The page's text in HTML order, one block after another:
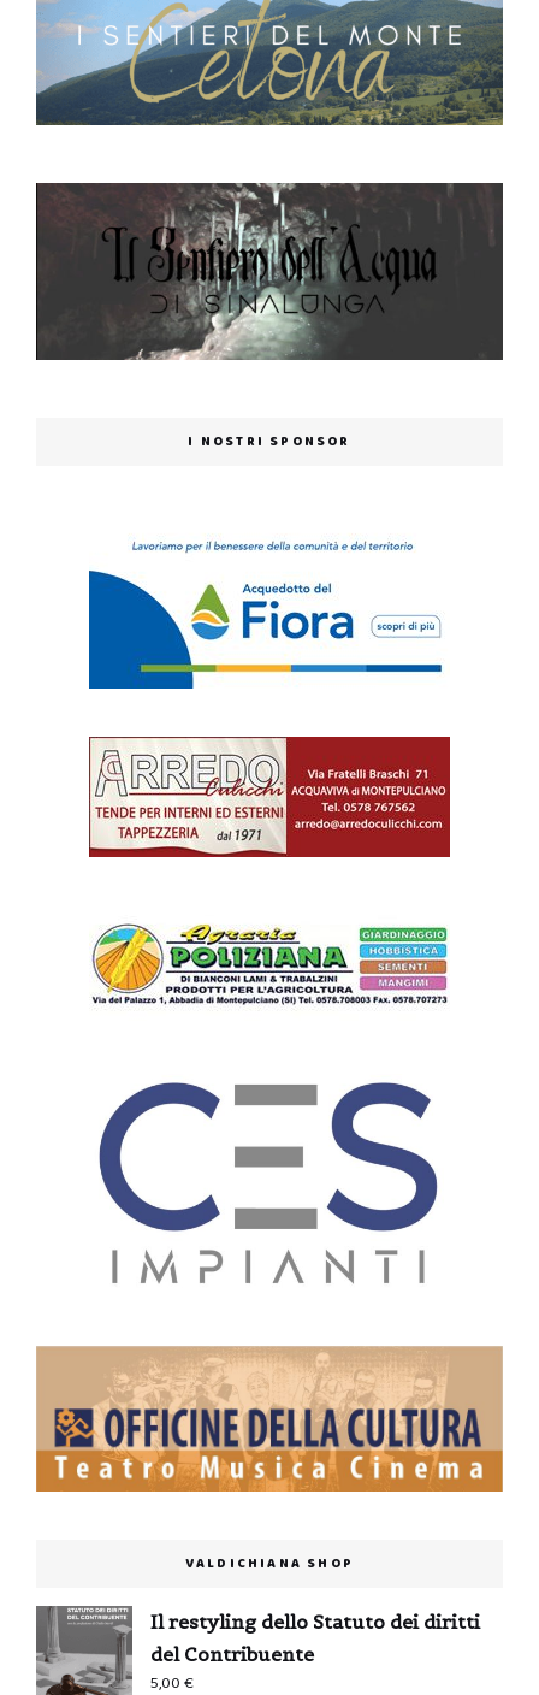
I NOSTRI SPONSOR
VALDICHIANA SHOP
Il restyling dello Statuto dei diritti
del Contribuente
5,00€